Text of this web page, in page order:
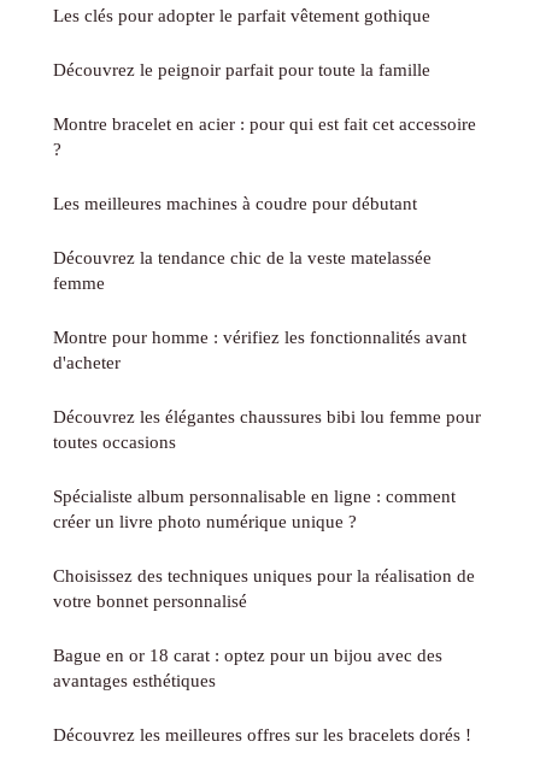
Les clés pour adopter le parfait vêtement gothique
Découvrez le peignoir parfait pour toute la famille
Montre bracelet en acier : pour qui est fait cet accessoire
?
Les meilleures machines à coudre pour débutant
Découvrez la tendance chic de la veste matelassée
femme
Montre pour homme : vérifiez les fonctionnalités avant
d'acheter
Découvrez les élégantes chaussures bibi lou femme pour
toutes occasions
Spécialiste album personnalisable en ligne : comment
créer un livre photo numérique unique ?
Choisissez des techniques uniques pour la réalisation de
votre bonnet personnalisé
Bague en or 18 carat : optez pour un bijou avec des
avantages esthétiques
Découvrez les meilleures offres sur les bracelets dorés !